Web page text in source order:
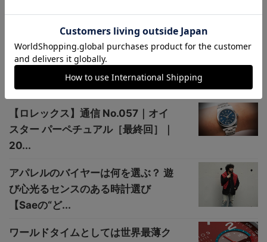
LowBEAT magazine
関連記事
【ロレックス】通信 No.057｜オイ
スター パーペチュアル［最終回］｜
20...
アパレルのバイヤーは何を選ぶ？ 遊
び心光るセンスのある時計選び
【Saeの“ど...
ワールドタイムとしては世界最薄ク